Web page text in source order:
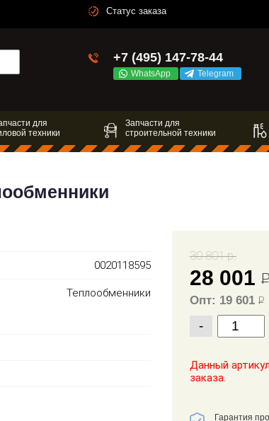
Статус заказа
+7 (495) 147-78-44
WhatsApp Telegram
для
техники
Запчасти для
строительной техники
0020118595
Теплообменники
30 801 р.
28 001 Р
Опт: 19 601 Р
-
Данный
заказа.
Гарантия